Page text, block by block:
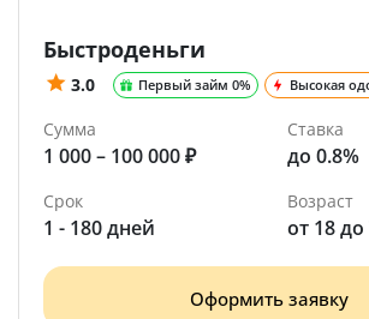
Быстроденьги
3.0 Первый займ 0% Высокая
Сумма
1 000 – 100 000 ₽
Ставка
до 0.8%
Срок
1 - 180 дней
Возраст
от 18 до
Оформить заявку